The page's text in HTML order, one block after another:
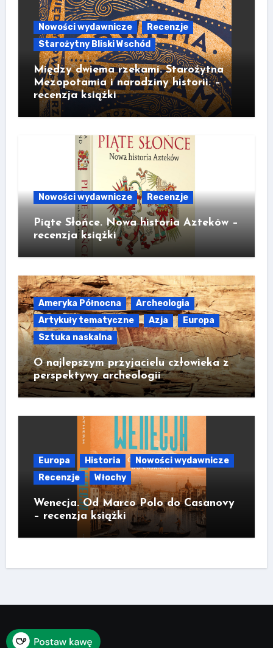
Nowości wydawnicze
Recenzje
Starożytny Bliski Wschód
Między dwiema rzekami. Starożytna
Mezopotamia i narodziny historii. –
recenzja książki
Nowości wydawnicze Recenzje
Piąte Słońce. Nowa historia Azteków –
recenzja książki
Ameryka Północna
Archeologia
Artykuły tematyczne
Azja
Europa
Sztuka naskalna
O najlepszym przyjacielu człowieka z
perspektywy archeologii
Europa Historia
Nowości wydawnicze
Recenzje
Włochy
Wenecja. Od Marco Polo do Casanovy
– recenzja książki